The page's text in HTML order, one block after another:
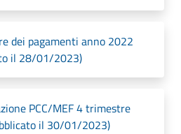
dei pagamenti anno 2022
il 28/01/2023)
PCC/MEF 4 trimestre
il 30/01/2023)